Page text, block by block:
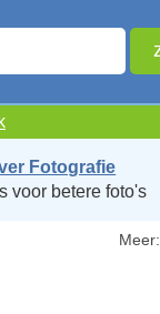
Fotografie
voor betere foto's
Meer: